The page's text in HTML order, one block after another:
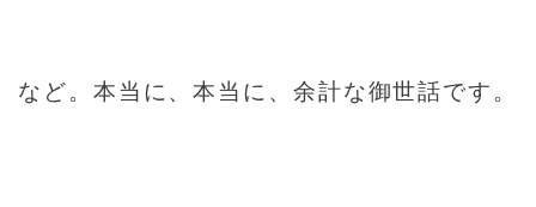
など。本当に、本当に、余計な御世話です。